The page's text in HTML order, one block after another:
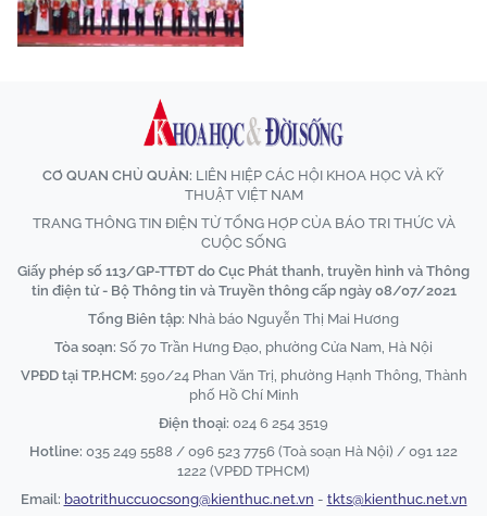
CƠ QUAN CHỦ QUẢN: LIÊN HIỆP CÁC HỘI KHOA HỌC VÀ KỸ
THUẬT VIỆT NAM
TRANG THÔNG TIN ĐIỆN TỬ TỔNG HỢP CỦA BÁO TRI THỨC VÀ
CUỘC SỐNG
Giấy phép số 113/GP-TTĐT do Cục Phát thanh, truyền hình và Thông
tin điện tử - Bộ Thông tin và Truyền thông cấp ngày 08/07/2021
Tổng Biên tập: Nhà báo Nguyễn Thị Mai Hương
Tòa soạn: Số 70 Trần Hưng Đạo, phường Cửa Nam, Hà Nội
VPĐD tại TP.HCM: 590/24 Phan Văn Trị, phường Hạnh Thông, Thành
phố Hồ Chí Minh
Điện thoại: 024 6 254 3519
Hotline: 035 249 5588 / 096 523 7756 (Toà soạn Hà Nội) / 091 122
1222 (VPĐD TPHCM)
Email: baotrithuccuocsong@kienthuc.net.vn - tkts@kienthuc.net.vn